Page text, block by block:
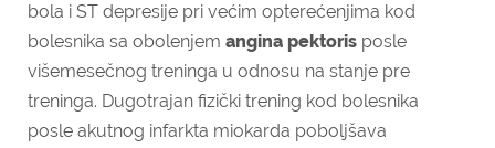
bola i ST depresije pri većim opterećenjima kod
bolesnika sa obolenjem angina pektoris posle
višemesečnog treninga u odnosu na stanje pre
treninga. Dugotrajan fizički trening kod bolesnika
posle akutnog infarkta miokarda poboljšava